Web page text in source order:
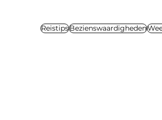
ReistipsBezienswaardigheden